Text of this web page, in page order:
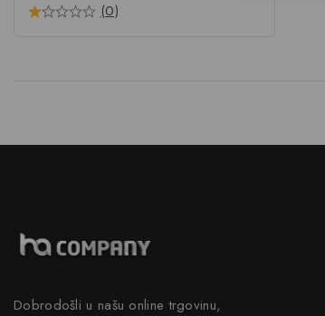
(0)
Dobrodošli u našu online trgovinu,